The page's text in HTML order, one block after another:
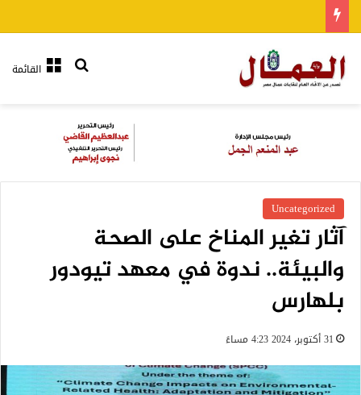
القائمةبحث عن
Uncategorized
آثار تغير المناخ على الصحة
والبيئة.. ندوة في معهد تيودور
بلهارس
31 أكتوبر، 2024 4:23 مساءً